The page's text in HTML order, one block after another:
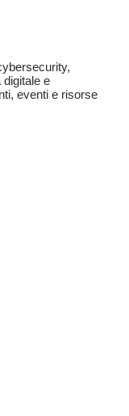
e
eventi e risorse